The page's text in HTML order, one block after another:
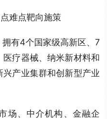
难点靶向施策
有4个国家级高新区、7
疗器械、纳米新材料和
产业集群和创新型产业
场、中介机构、金融企